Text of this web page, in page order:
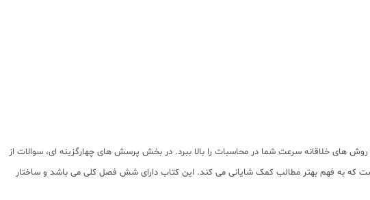
خلاقانه سرعت شما در محاسبات را بالا ببرد. در بخش پرسش های چهارگزینه ای، سوالات از
که به فهم بهتر مطالب کمک شایانی می کند. این کتاب دارای شش فصل کلی می باشد و ساختار